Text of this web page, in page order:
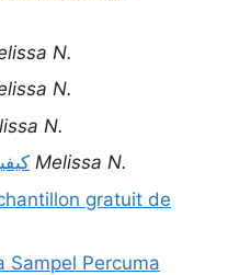
N.
N.
N.
Melissa N.
gratuit de
Sampel Percuma